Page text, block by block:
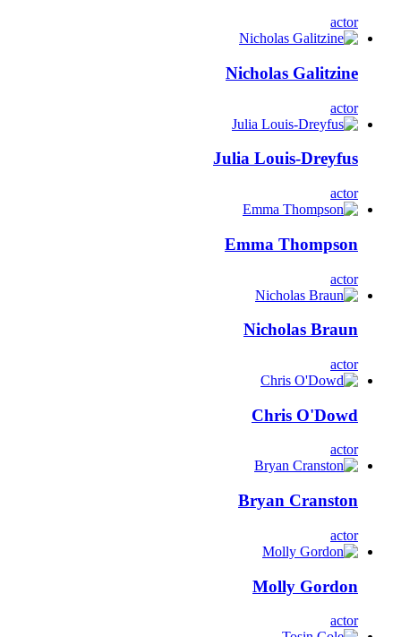
actor
Nicholas Galitzine
actor
Julia Louis-Dreyfus
actor
Emma Thompson
actor
Nicholas Braun
actor
Chris O'Dowd
actor
Bryan Cranston
actor
Molly Gordon
actor